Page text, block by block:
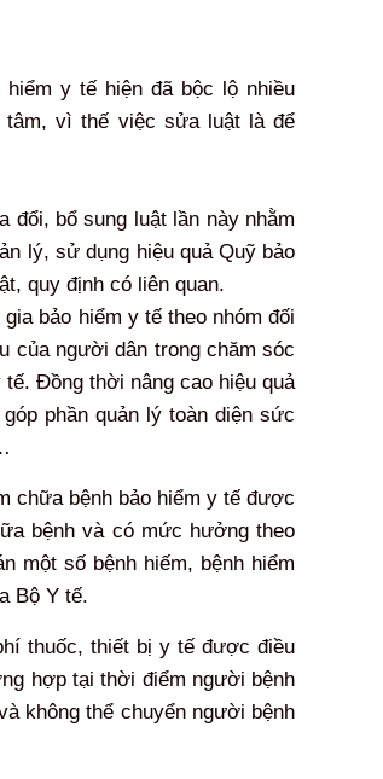
y tế hiện đã bộc lộ nhiều
vì thế việc sửa luật là để
đổi, bổ sung luật lần này nhằm
lý, sử dụng hiệu quả Quỹ bảo
quy định có liên quan.
bảo hiểm y tế theo nhóm đối
của người dân trong chăm sóc
Đồng thời nâng cao hiệu quả
phần quản lý toàn diện sức
chữa bệnh bảo hiểm y tế được
bệnh và có mức hưởng theo
một số bệnh hiếm, bệnh hiểm
Bộ Y tế.
thuốc, thiết bị y tế được điều
hợp tại thời điểm người bệnh
không thể chuyển người bệnh